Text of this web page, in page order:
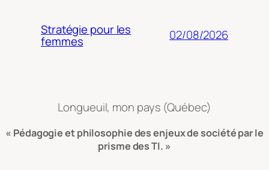
Stratégie pour les
femmes 02/08/2026
Longueuil, mon pays (Québec)
« Pédagogie et philosophie des enjeux de société par le
prisme des TI. »